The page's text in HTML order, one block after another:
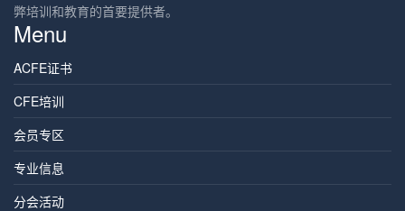
弊培训和教育的首要提供者。
Menu
ACFE证书
CFE培训
会员专区
专业信息
分会活动